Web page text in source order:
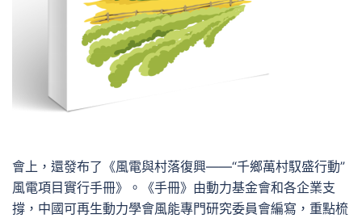
會上，還發布了《風電與村落復興——“千鄉萬村馭盛行動”
風電項目實行手冊》。《手冊》由動力基金會和各企業支
撐，中國可再生動力學會風能專門研究委員會編寫，重點梳